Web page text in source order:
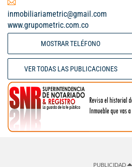
inmobiliariametric@gmail.com
www.grupometric.com.co
MOSTRAR TELÉFONO
VER TODAS LAS PUBLICACIONES
PUBLICIDAD